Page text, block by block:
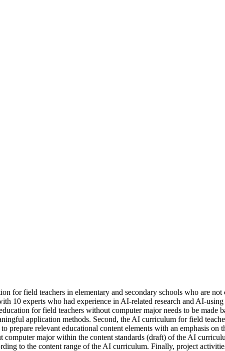
for field teachers in elementary and secondary schools who are
10 experts who had experience in AI-related research and AI-
for field teachers without computer major needs to be made
application methods. Second, the AI ​​curriculum for field
prepare relevant educational content elements with an emphasis
major within the content standards (draft) of the AI
to the content range of the AI ​​curriculum. Finally, project